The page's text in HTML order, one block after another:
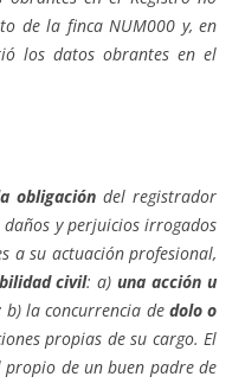
de la finca NUM000 y, en
los datos obrantes en el
obligacióndel registrador
y perjuicios irrogados
a su actuación profesional,
civil: a)una acción u
la concurrencia de dolo o
propias de su cargo. El
de un buen padre de